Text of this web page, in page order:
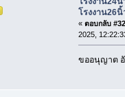
โรงงาน26
« ตอบกลับ
2025,
ขออนุญาต